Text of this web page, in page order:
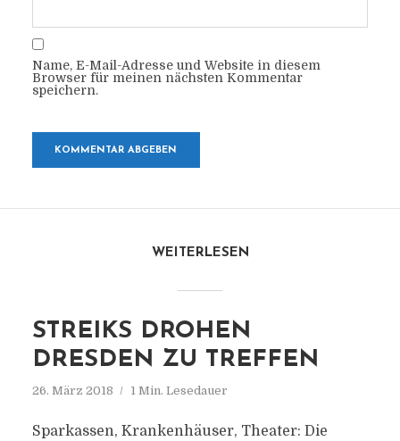
Name, E-Mail-Adresse und Website in diesem
Browser für meinen nächsten Kommentar
speichern.
WEITERLESEN
STREIKS DROHEN
DRESDEN ZU TREFFEN
26. März 2018 1 Min. Lesedauer
Sparkassen, Krankenhäuser, Theater: Die